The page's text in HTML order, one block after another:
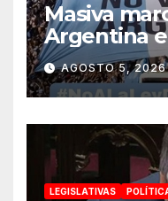
Masiva
Argentina
reforma de
impulsada
soberanía
AGOSTO 5,
LEGISLATIVAS